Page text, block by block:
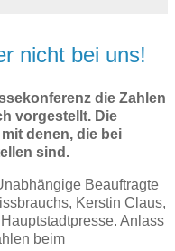
nicht bei uns!
die Zahlen
vorgestellt. Die
denen, die bei
sind.
Beauftragte
Kerstin Claus,
Anlass
beim